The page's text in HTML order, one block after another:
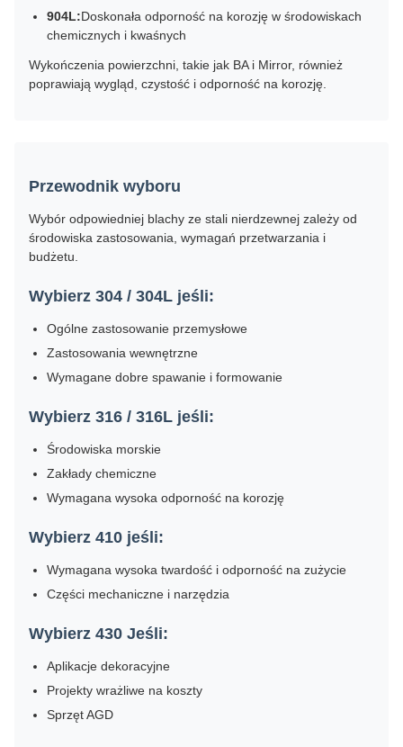
904L:Doskonała odporność na korozję w środowiskach
chemicznych i kwaśnych
Wykończenia powierzchni, takie jak BA i Mirror, również
poprawiają wygląd, czystość i odporność na korozję.
Przewodnik wyboru
Wybór odpowiedniej blachy ze stali nierdzewnej zależy od
środowiska zastosowania, wymagań przetwarzania i
budżetu.
Wybierz 304 / 304L jeśli:
Ogólne zastosowanie przemysłowe
Zastosowania wewnętrzne
Wymagane dobre spawanie i formowanie
Wybierz 316 / 316L jeśli:
Środowiska morskie
Zakłady chemiczne
Wymagana wysoka odporność na korozję
Wybierz 410 jeśli:
Wymagana wysoka twardość i odporność na zużycie
Części mechaniczne i narzędzia
Wybierz 430 Jeśli:
Aplikacje dekoracyjne
Projekty wrażliwe na koszty
Sprzęt AGD